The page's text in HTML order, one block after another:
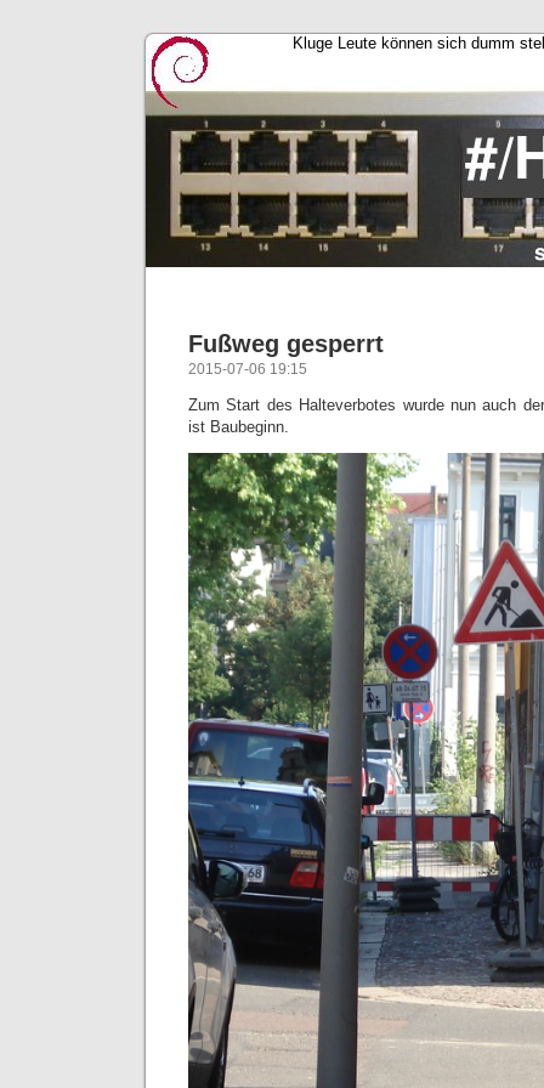
Kluge Leute können sich dumm
Fußweg gesperrt
2015-07-06 19:15
Zum Start des Halteverbotes wurde nun auch
ist Baubeginn.